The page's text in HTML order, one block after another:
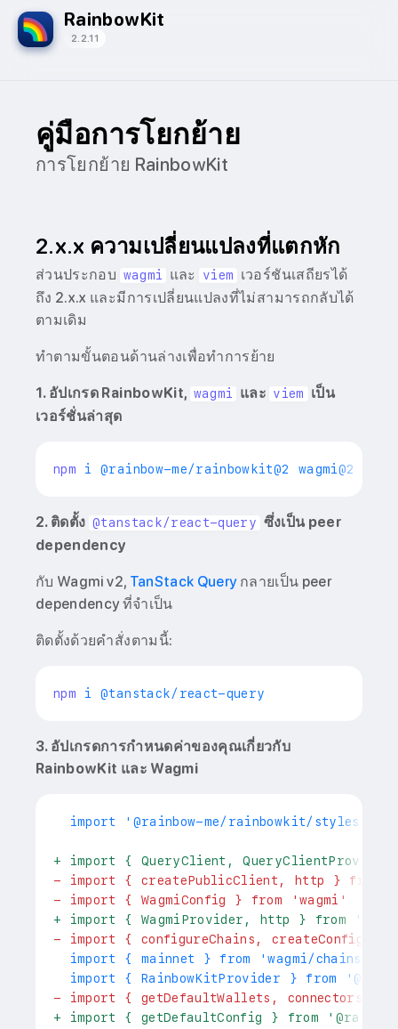
RainbowKit
2.2.11
คู่มือการโยกย้าย
การโยกย้าย RainbowKit
2.x.x ความเปลี่ยนแปลงที่แตกหัก
ส่วนประกอบ wagmi และ viem
เวอร์ชันเสถียรได้
ถึง 2.x.x และมีการเปลี่ยนแปลงที่ไม่สามารถกลับได้
ตามเดิม
ทำตามขั้นตอนด้านล่างเพื่อทำการย้าย
1. อัปเกรด RainbowKit, wagmi และ viem
เป็น
เวอร์ชั่นล่าสุด
npm i @rainbow-me/rainbowkit@2 wagmi@2
2. ติดตั้ง @tanstack/react-query ซึ่งเป็น peer
dependency
กับ Wagmi v2, TanStack Query กลายเป็น peer
dependency ที่จำเป็น
ติดตั้งด้วยคำสั่งตามนี้:
npm
3. อัปเกรดการกำหนดค่าของคุณเกี่ยวกับ
RainbowKit และ Wagmi
import '@rainbow-me/rainbowkit/styles.css'
+ import { QueryClient,
- import { createPublicClient, http } from
- import { WagmiConfig } from 'wagmi'
+ import { WagmiProvider, http } from
- import { configureChains, createConfig }
import { mainnet } from 'wagmi/chains'
import { RainbowKitProvider } from
- import { getDefaultWallets,
+ import { getDefaultConfig } from